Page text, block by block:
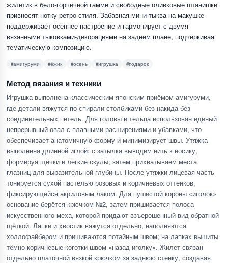
жилетик в бело-горчичной гамме и свободные оливковые штанишки
привносят нотку ретро-стиля. Забавная мини-тыква на макушке
поддерживает осеннее настроение и гармонирует с двумя
вязанными тыковками-декорациями на заднем плане, подчёркивая
тематическую композицию.
#амигуруми #ёжик #осень #игрушка #подарок
Метод вязания и техники
Игрушка выполнена классическим японским приёмом амигуруми,
где детали вяжутся по спирали столбиками без накида без
соединительных петель. Для головы и тельца использован единый
непрерывный овал с плавными расширениями и убавками, что
обеспечивает анатомичную форму и минимизирует швы. Утяжка
выполнена длинной иглой: с затылка выводим нить к носику,
формируя щёчки и лёгкие скулы; затем прихватываем места
глазниц для выразительной глубины. После утяжки лицевая часть
тонируется сухой пастелью розовых и коричневых оттенков,
фиксирующейся акриловым лаком. Для пушистой короны «иголок»
основание берётся крючком №2, затем пришивается полоса
искусственного меха, которой придают взъерошенный вид обратной
щёткой. Лапки и хвостик вяжутся отдельно, наполняются
холлофайбером и пришиваются потайным швом; на лапках вышиты
тёмно-коричневые коготки швом «назад иголку». Жилет связан
отдельно платочной вязкой крючком за заднюю стенку, создавая